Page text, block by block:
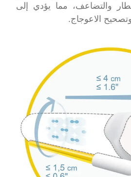
والتضاعف، مما يؤدي إلى
الاعوجاج.